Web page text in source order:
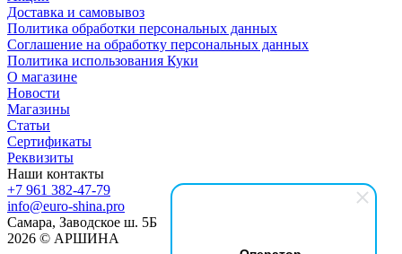
Доставка и самовывоз
Политика обработки персональных данных
Соглашение на обработку персональных данных
Политика использования Куки
О магазине
Новости
Магазины
Статьи
Сертификаты
Реквизиты
Наши контакты
+7 961 382-47-79
info@euro-shina.pro
Самара, Заводское ш. 5Б
2026 © АРШИНА